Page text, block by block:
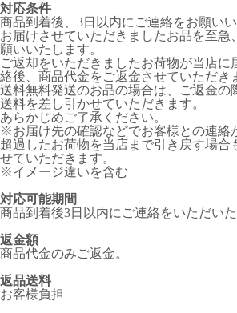
対応条件
商品到着後、3日以内にご連絡をお願いい
お届けさせていただきましたお品を至急
願いいたします。
ご返却をいただきましたお荷物が当店に
絡後、商品代金をご返金させていただき
送料無料発送のお品の場合は、ご返金の
送料を差し引かせていただきます。
あらかじめご了承ください。
※お届け先の確認などでお客様との連絡
超過したお荷物を当店まで引き戻す場合
せていただきます。
※イメージ違いを含む
対応可能期間
商品到着後3日以内にご連絡をいただい
返金額
商品代金のみご返金。
返品送料
お客様負担